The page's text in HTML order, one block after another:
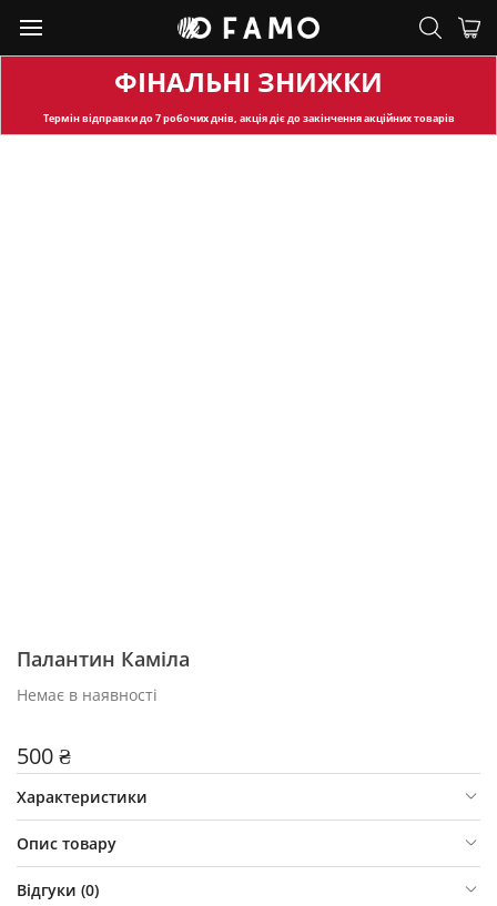
ФІНАЛЬНІ ЗНИЖКИ
Термін відправкидо 7 робочих днів, акція діє до закінчення акційних товарів
Палантин Каміла
Немає в наявності
500 ₴
Характеристики
Опис товару
Відгуки (0)